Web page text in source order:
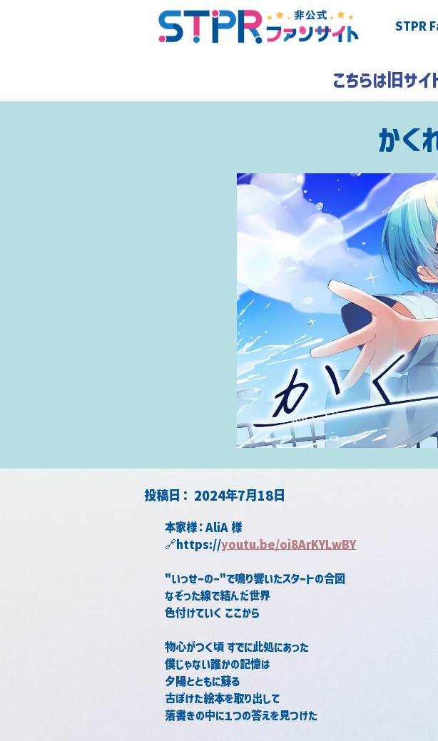
STPR
こちらは旧サイ
かく
2024年7月18日
​投稿日：
本家様：AliA 様
🔗https://youtu.be/oi8ArKYLwBY
"いっせーのー"で鳴り響いたスタートの合図
なぞった線で結んだ世界
色付けていく ここから
物心がつく頃 すでに此処にあった
僕じゃない誰かの記憶は
夕陽とともに蘇る
古ぼけた絵本を取り出して
落書きの中に１つの答えを見つけた